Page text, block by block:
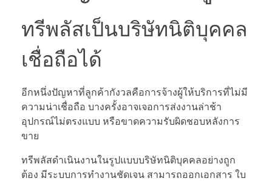
ทรีพลัสเป็นบริษัทนิติบุคคล
เชื่อถือได้
อีกหนึ่งปัญหาที่ลูกค้ากังวลคือการจ้างผู้ให้บริการที่ไม่มี
ความน่าเชื่อถือ บางครั้งอาจเจอการส่งงานล่าช้า
อุปกรณ์ไม่ตรงแบบ หรือขาดความรับผิดชอบหลังการ
ขาย
ทรีพลัสดำเนินงานในรูปแบบบริษัทนิติบุคคลอย่างถูก
ต้อง มีระบบการทำงานชัดเจน สามารถออกเอกสาร ใบ